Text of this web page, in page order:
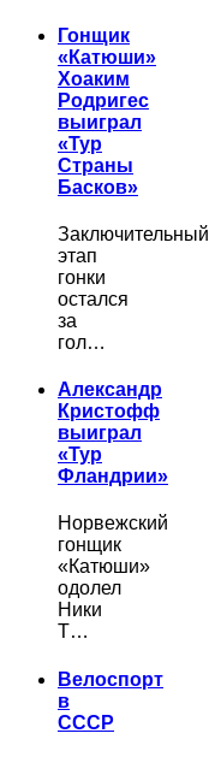
Гонщик
«Катюши»
Хоаким
Родригес
выиграл
«Тур
Страны
Басков»
Заключительный
этап
гонки
остался
за
гол…
Александр
Кристофф
выиграл
«Тур
Фландрии»
Норвежский
гонщик
«Катюши»
одолел
Ники
Т…
Велоспорт
в
СССР